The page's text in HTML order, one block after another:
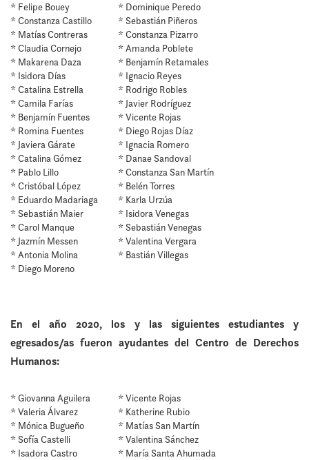
* Felipe Bouey
* Dominique Peredo
* Constanza Castillo
* Sebastián Piñeros
* Matías Contreras
* Constanza Pizarro
* Claudia Cornejo
* Amanda Poblete
* Makarena Daza
* Benjamín Retamales
* Isidora Días
* Ignacio Reyes
* Catalina Estrella
* Rodrigo Robles
* Camila Farías
* Javier Rodríguez
* Benjamín Fuentes
* Vicente Rojas
* Romina Fuentes
* Diego Rojas Díaz
* Javiera Gárate
* Ignacia Romero
* Catalina Gómez
* Danae Sandoval
* Pablo Lillo
* Constanza San Martín
* Cristóbal López
* Belén Torres
* Eduardo Madariaga
* Karla Urzúa
* Sebastián Maier
* Isidora Venegas
* Carol Manque
* Sebastián Venegas
* Jazmín Messen
* Valentina Vergara
* Antonia Molina
* Bastián Villegas
* Diego Moreno
En el año 2020, los y las siguientes estudiantes y
egresados/as fueron ayudantes del Centro de Derechos
Humanos:
* Giovanna Aguilera
* Vicente Rojas
* Valeria Álvarez
* Katherine Rubio
* Mónica Bugueño
* Matías San Martín
* Sofía Castelli
* Valentina Sánchez
* Isadora Castro
* María Santa Ahumada